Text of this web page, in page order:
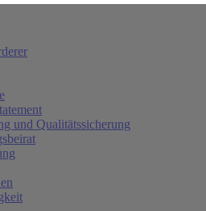
und Qualitätssicherung